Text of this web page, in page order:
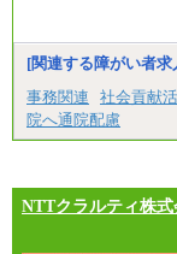
[関連する障がい者
事務関連
社会貢献
院へ通院配慮
NTTクラルティ株式